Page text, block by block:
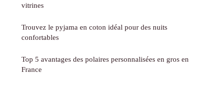
vitrines
Trouvez le pyjama en coton idéal pour des nuits
confortables
Top 5 avantages des polaires personnalisées en gros en
France